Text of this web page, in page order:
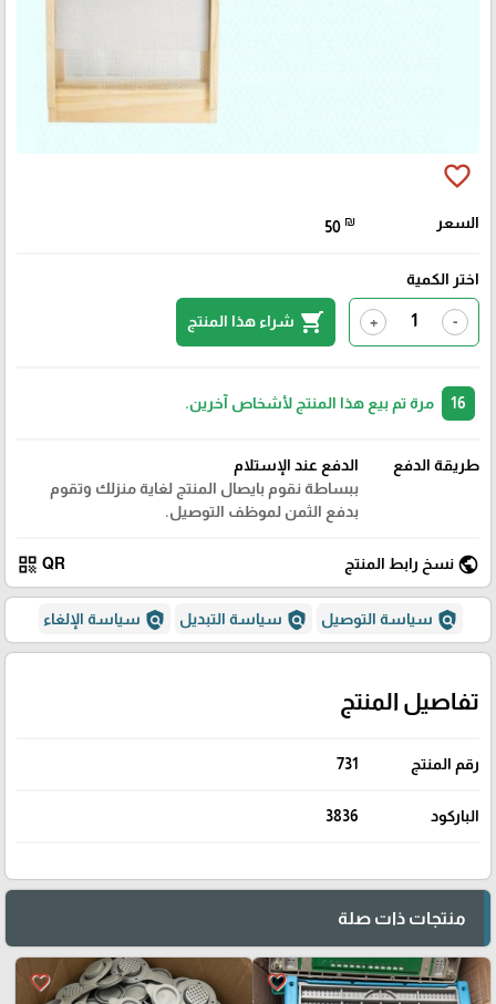
favorite_border
السعر 50 ₪
اختر الكمية
-
+
shopping_cart شراء هذا المنتج
مرة تم بيع هذا المنتج لأشخاص آخرين.
طريقة الدفع
الدفع عند الإستلام
ببساطة نقوم بايصال المنتج لغاية منزلك وتقوم
بدفع الثمن لموظف التوصيل.
public نسخ رابط المنتج QR
qr_code
policy سياسة التوصيل policy سياسة التبديل policy سياسة الإلغاء
تفاصيل المنتج
رقم المنتج 731
الباركود 3836
منتجات ذات صلة
favorite_border
favorite_border